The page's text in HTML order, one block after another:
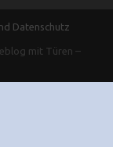
Datenschutz
mit Türen –